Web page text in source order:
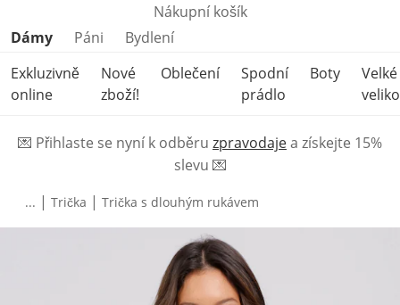
Nákupní košík
Přeskočit kategorie produktů
Dámy Páni
Bydlení
Exkluzivně
online
Nové
zboží!
Oblečení
Spodní
prádlo
Boty
Velké
💌 Přihlaste se nyní k odběru zpravodajea získejte 15%
slevu 💌
... | Trička | Trička s dlouhým rukávem